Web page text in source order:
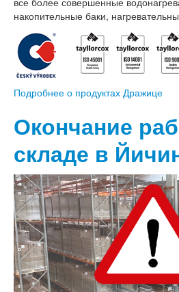
накопительные баки,
Подробнее о продуктах Дражице
Окончание
складе в